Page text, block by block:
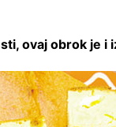
ovaj obrok je i